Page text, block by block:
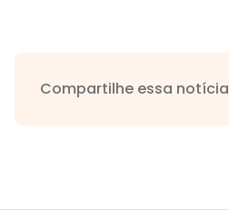
Compartilhe essa notícia